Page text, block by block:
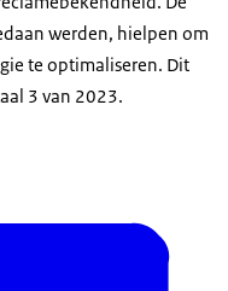
werden, hielpen om
te optimaliseren. Dit
3 van 2023.